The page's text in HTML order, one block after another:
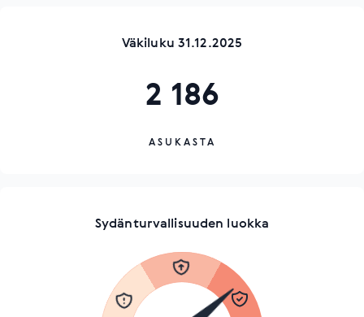
Väkiluku 31.12.2025
2 186
ASUKASTA
Sydänturvallisuuden luokka